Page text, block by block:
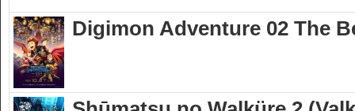
Digimon Adventure 02 The